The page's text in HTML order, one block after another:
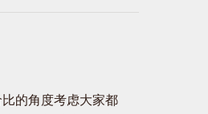
的角度考虑大家都